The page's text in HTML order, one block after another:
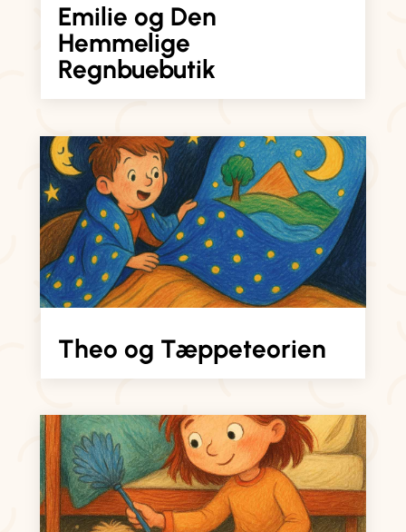
Emilie og Den
Hemmelige
Regnbuebutik
Theo og Tæppeteorien